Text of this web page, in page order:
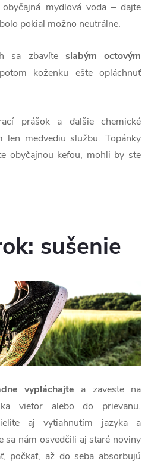
mydlová voda – dajte
pokiaľ možno neutrálne.
sa zbavíte slabým octovým
koženku ešte opláchnuť
prášok a ďalšie chemické
len medvediu službu. Topánky
obyčajnou kefou, mohli by ste
sušenie
vypláchajte a zaveste na
vietor alebo do prievanu.
aj vytiahnutím jazyka a
sa nám osvedčili aj staré noviny
počkať, až do seba absorbujú